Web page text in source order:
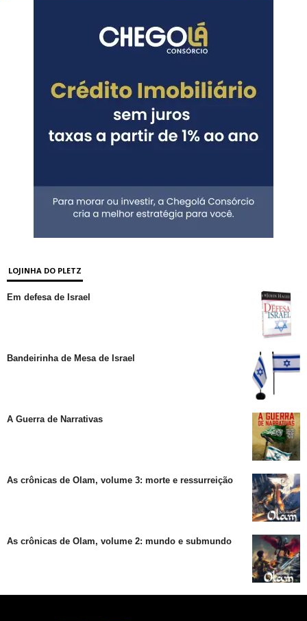
LOJINHA DO PLETZ
Em defesa de Israel
Bandeirinha de Mesa de Israel
A Guerra de Narrativas
As crônicas de Olam, volume 3: morte e ressurreição
As crônicas de Olam, volume 2: mundo e submundo